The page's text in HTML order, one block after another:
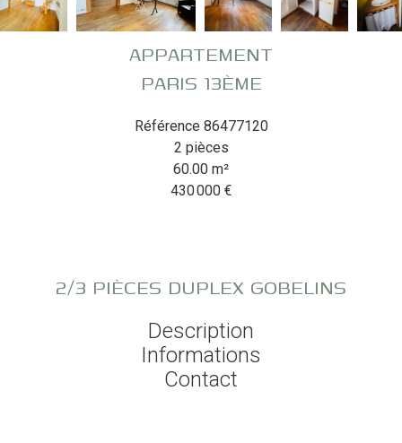
APPARTEMENT
PARIS 13ÈME
Référence 86477120
2 pièces
60.00 m²
430 000 €
2/3 PIÈCES DUPLEX GOBELINS
Description
Informations
Contact